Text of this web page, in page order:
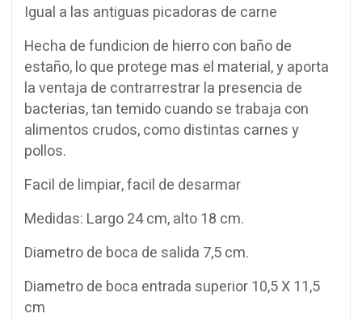
Igual a las antiguas picadoras de carne
Hecha de fundicion de hierro con baño de
estaño, lo que protege mas el material, y aporta
la ventaja de contrarrestrar la presencia de
bacterias, tan temido cuando se trabaja con
alimentos crudos, como distintas carnes y
pollos.
Facil de limpiar, facil de desarmar
Medidas: Largo 24 cm, alto 18 cm.
Diametro de boca de salida 7,5 cm.
Diametro de boca entrada superior 10,5 X 11,5
cm